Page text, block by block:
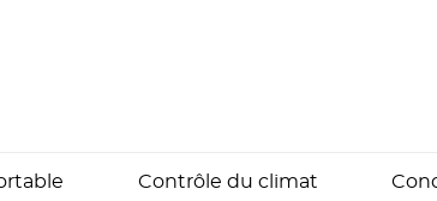
Contrôle du climat